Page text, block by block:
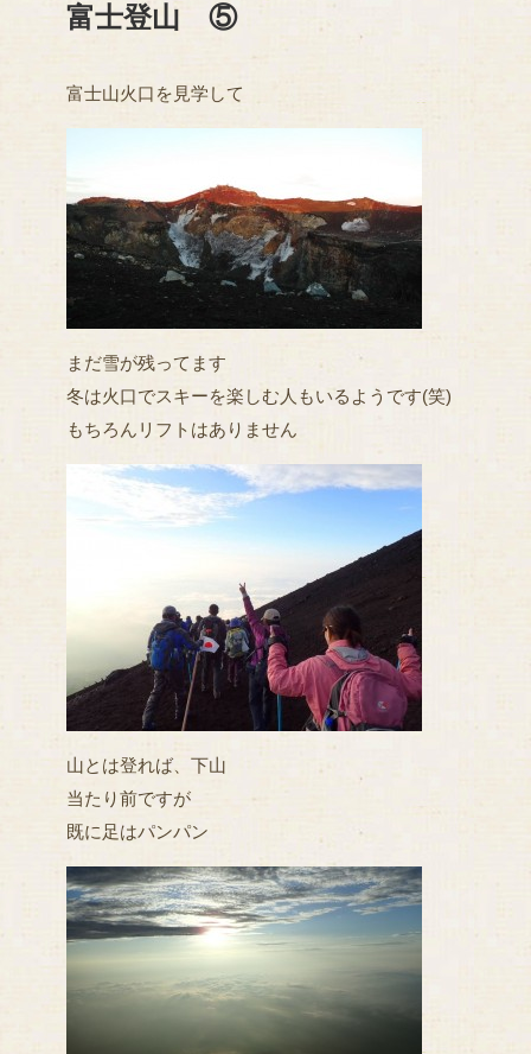
富士登山 ⑤
富士山火口を見学して
まだ雪が残ってます
冬は火口でスキーを楽しむ人もいるようです(笑)
もちろんリフトはありません
山とは登れば、下山
当たり前ですが
既に足はパンパン